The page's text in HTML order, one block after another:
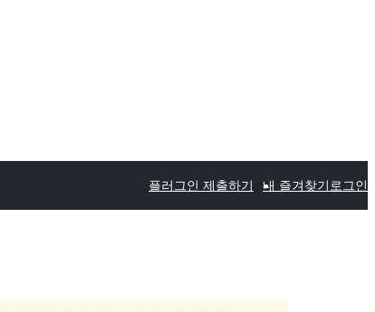
플러그인 제출하기 내 즐겨찾기 로그인